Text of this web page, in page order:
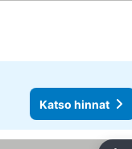
Katso hinnat